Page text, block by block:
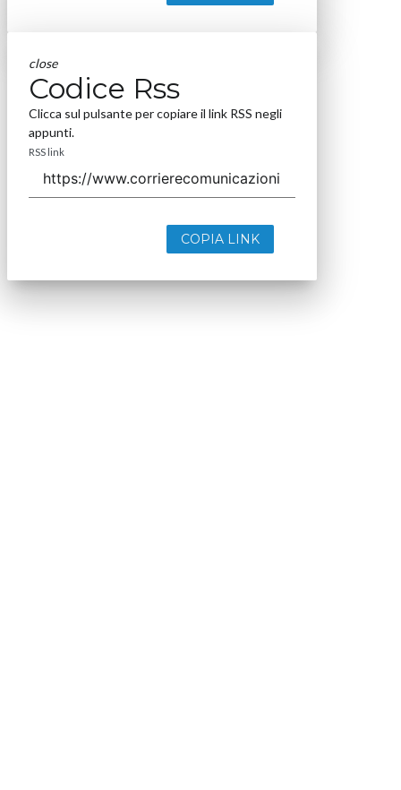
close
Codice Rss
Clicca sul pulsante per copiare il link RSS negli
appunti.
RSS link
COPIA LINK